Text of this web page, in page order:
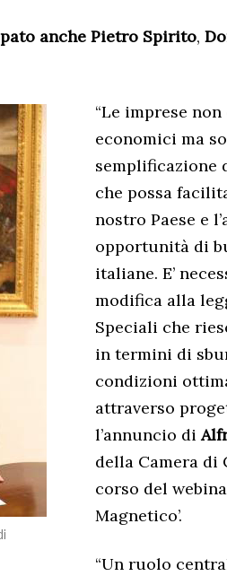
anche Pietro Spirito,
“Le imprese
economici ma
semplificazione
che possa
nostro Paese e
opportunità di
italiane. E’
modifica alla
Speciali che
in termini di
condizioni
attraverso
l’annuncio di
della Camera di
corso del
Magnetico’.
“Un ruolo